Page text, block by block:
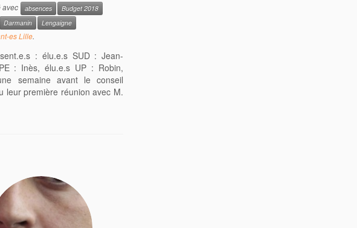
avec absences
Budget 2018
Darmanin
Lengaigne
es Lille.
: élu.e.s SUD : Jean-
: Inès, élu.e.s UP : Robin,
semaine avant le conseil
leur première réunion avec M.